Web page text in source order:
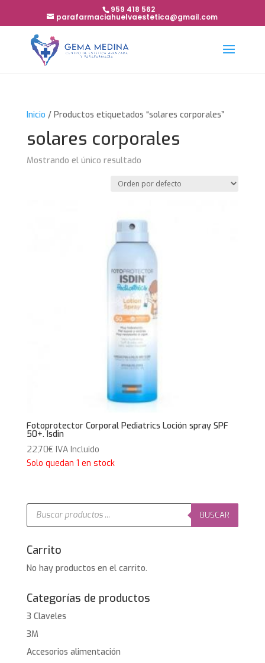
959 418 562
parafarmaciahuelvaestetica@gmail.com
Inicio / Productos etiquetados “solares corporales”
solares corporales
Mostrando el único resultado
Fotoprotector Corporal Pediatrics Loción spray SPF
50+. Isdin
22,70€ IVA Incluido
Solo quedan 1 en stock
Búsqueda
productos
BUSCAR
Carrito
No hay productos en el carrito.
Categorías de productos
3 Claveles
3M
Accesorios alimentación